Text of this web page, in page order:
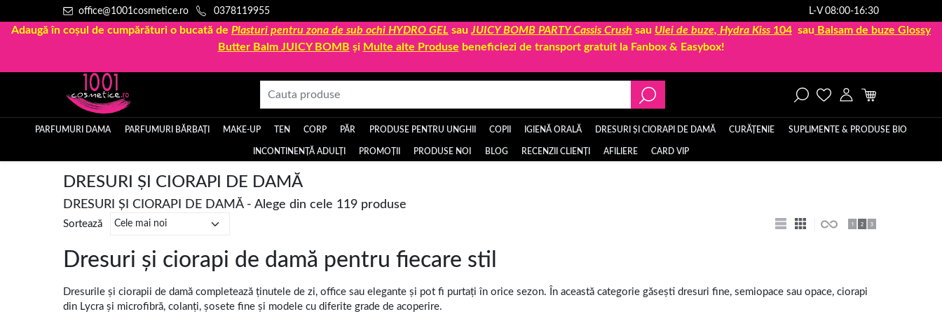
office@1001cosmetice.ro 0378119955 L-V 08:00-16:30
Adaugă în coșul de cumpărături o bucată de Plasturi pentru zona de sub ochi HYDRO GEL sau JUICY BOMB PARTY Cassis Crush sau Ulei de buze, Hydra Kiss 104 sau Balsam de buze Glossy
Butter Balm JUICY BOMB și Multe alte Produse beneficiezi de transport gratuit la Fanbox & Easybox!
PARFUMURI DAMA PARFUMURI BĂRBAȚI MAKE-UP TEN CORP PĂR PRODUSE PENTRU UNGHII COPII IGIENĂ ORALĂ DRESURI ȘI CIORAPI DE DAMĂ CURĂȚENIE SUPLIMENTE & PRODUSE BIO
INCONTINENȚĂ ADULȚI PROMOȚII PRODUSE NOI BLOG RECENZII CLIENȚI AFILIERE CARD VIP
DRESURI ȘI CIORAPI DE DAMĂ
DRESURI ȘI CIORAPI DE DAMĂ - Alege din cele 119 produse
Sortează
Dresuri și ciorapi de damă pentru fiecare stil
Dresurile și ciorapii de damă completează ținutele de zi, office sau elegante și pot fi purtați în orice sezon. În această categorie găsești dresuri fine, semiopace sau opace, ciorapi
din Lycra și microfibră, colanți, șosete fine și modele cu diferite grade de acoperire.